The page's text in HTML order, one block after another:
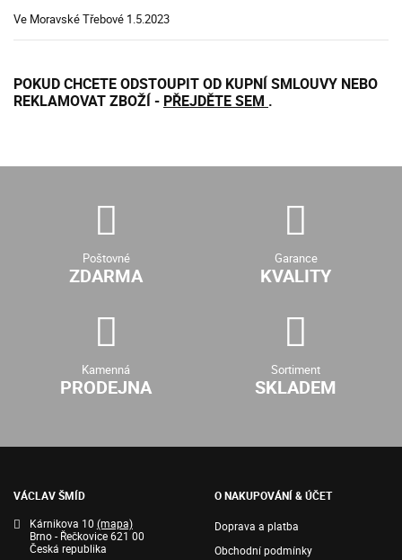
Ve Moravské Třebové 1.5.2023
POKUD CHCETE ODSTOUPIT OD KUPNÍ SMLOUVY NEBO
REKLAMOVAT ZBOŽÍ - PŘEJDĚTE SEM .
Poštovné
ZDARMA
Garance
KVALITY
Kamenná
PRODEJNA
Sortiment
SKLADEM
VÁCLAV ŠMÍD
Kárnikova 10 (mapa)
Brno - Řečkovice 621 00
Česká republika
O NAKUPOVÁNÍ & ÚČET
Doprava a platba
Obchodní podmínky